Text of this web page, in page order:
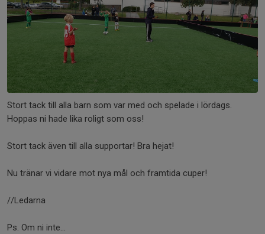
Stort tack till alla barn som var med och spelade i lördags.
Hoppas ni hade lika roligt som oss!
Stort tack även till alla supportar! Bra hejat!
Nu tränar vi vidare mot nya mål och framtida cuper!
//Ledarna
Ps. Om ni inte...